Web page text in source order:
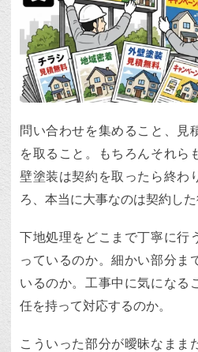
問い合わせを集めること、見
を取ること。もちろんそれら
壁塗装は契約を取ったら終わ
ろ、本当に大事なのは契約した
下地処理をどこまで丁寧に行
っているのか。細かい部分ま
いるのか。工事中に気になる
任を持って対応するのか。
こういった部分が曖昧なまま